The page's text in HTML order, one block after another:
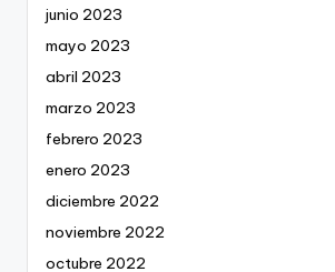
junio 2023
mayo 2023
abril 2023
marzo 2023
febrero 2023
enero 2023
diciembre 2022
noviembre 2022
octubre 2022